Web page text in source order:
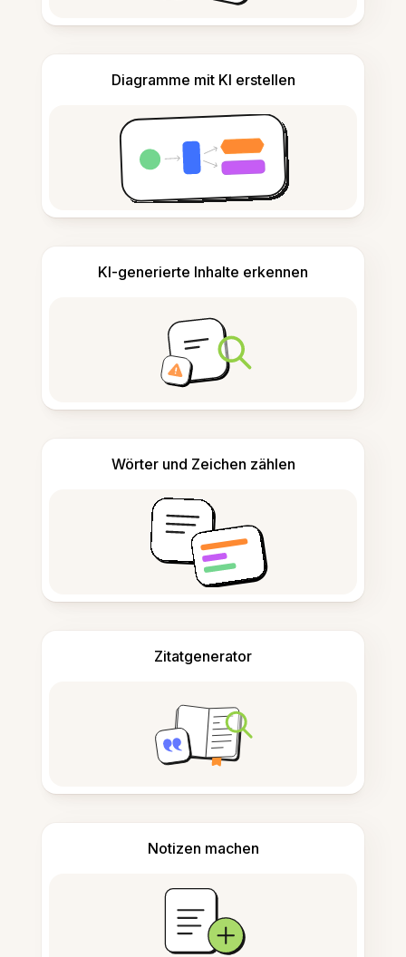
Diagramme mit KI erstellen
KI-generierte Inhalte erkennen
Wörter und Zeichen zählen
Zitatgenerator
Notizen machen